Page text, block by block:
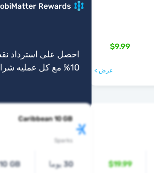
$9.99
عرض >
Rewards
احصل على استرداد
10% مع كل عمليه شراء
$19.99
Caribbean 10 GB
Sparks
30 يوما GB